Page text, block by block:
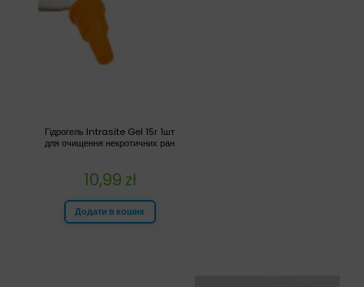
Гідрогель Intrasite Gel 15г 1шт
для очищення некротичних ран
10,99 zł
Додати в кошик